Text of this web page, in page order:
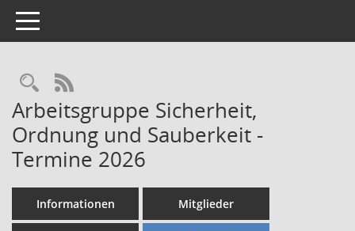
Toggle navigation
Rechercheauswahl
RSS-Feed
Arbeitsgruppe Sicherheit,
Ordnung und Sauberkeit -
Termine 2026
Informationen Mitglieder